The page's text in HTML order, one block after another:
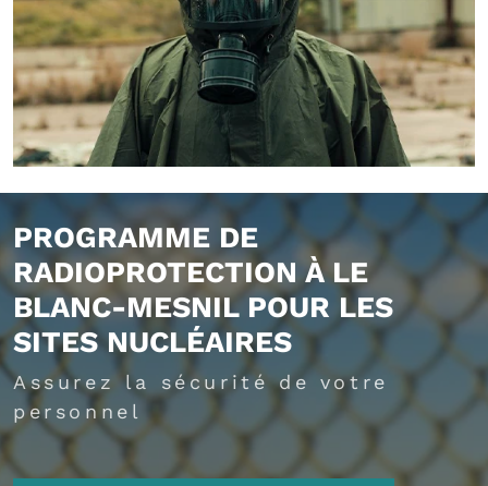
PROGRAMME DE
RADIOPROTECTION À LE
BLANC-MESNIL POUR LES
SITES NUCLÉAIRES
Assurez la sécurité de votre
personnel